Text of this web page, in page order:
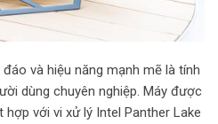
và hiệu năng mạnh mẽ là tính
dùng chuyên nghiệp. Máy được
hợp với vi xử lý Intel Panther Lake